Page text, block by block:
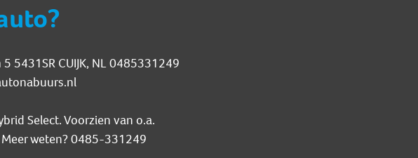
5431SR CUIJK, NL 0485331249
Select. Voorzien van o.a.
weten? 0485-331249